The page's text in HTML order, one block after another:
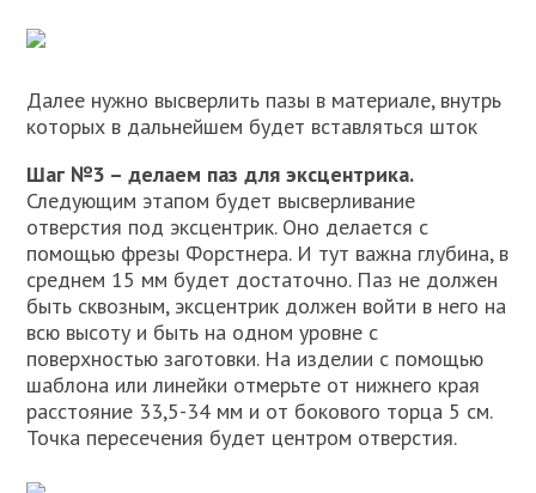
Далее нужно высверлить пазы в материале, внутрь
которых в дальнейшем будет вставляться шток
Шаг №3 – делаем паз для эксцентрика.
Следующим этапом будет высверливание
отверстия под эксцентрик. Оно делается с
помощью фрезы Форстнера. И тут важна глубина, в
среднем 15 мм будет достаточно. Паз не должен
быть сквозным, эксцентрик должен войти в него на
всю высоту и быть на одном уровне с
поверхностью заготовки. На изделии с помощью
шаблона или линейки отмерьте от нижнего края
расстояние 33,5-34 мм и от бокового торца 5 см.
Точка пересечения будет центром отверстия.